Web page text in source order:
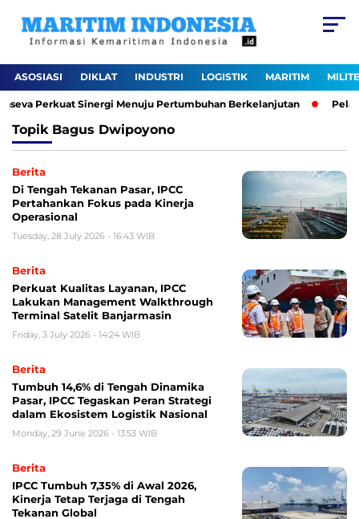
ASOSIASI DIKLAT INDUSTRI LOGISTIK MARITIM
Perkuat Sinergi Menuju Pertumbuhan Berkelanjutan
Topik Bagus Dwipoyono
Berita
Di Tengah Tekanan Pasar, IPCC
Pertahankan Fokus pada Kinerja
Operasional
Tuesday, 28 July 2026 - 16:43 WIB
Berita
Perkuat Kualitas Layanan, IPCC
Lakukan Management Walkthrough
Terminal Satelit Banjarmasin
Friday, 3 July 2026 - 14:24 WIB
Berita
Tumbuh 14,6% di Tengah Dinamika
Pasar, IPCC Tegaskan Peran Strategi
dalam Ekosistem Logistik Nasional
Monday, 29 June 2026 - 13:53 WIB
Berita
IPCC Tumbuh 7,35% di Awal 2026,
Kinerja Tetap Terjaga di Tengah
Tekanan Global